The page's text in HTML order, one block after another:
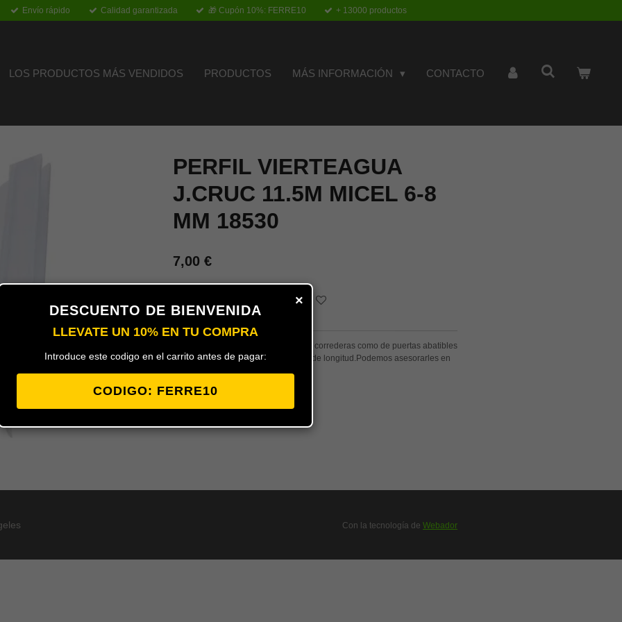
Envío rápido Calidad garantizada 🎁 Cupón 10%: FERRE10 + 13000 productos
LOS PRODUCTOS MÁS VENDIDOS PRODUCTOS MÁS INFORMACIÓN CONTACTO
PERFIL VIERTEAGUA
J.CRUC 11.5M MICEL 6-8
MM 18530
7,00 €
Perfil para mamparas de ducha tanto correderas como de puertas abatibles
en diferentes modelos y de 2 metros de longitud.Podemos asesorarles en
Con la tecnología de Webador
×
DESCUENTO DE BIENVENIDA
LLEVATE UN 10% EN TU COMPRA
Introduce este codigo en el carrito antes de pagar:
CODIGO: FERRE10